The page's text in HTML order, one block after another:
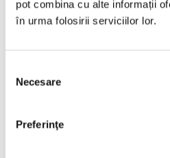
pot combina cu alte informații
în urma folosirii serviciilor lor.
consimțământului
Necesare
Preferinţe
desen și pictură.
135 x 180 cm și 60 x 45
foto: Alexandru Paul /